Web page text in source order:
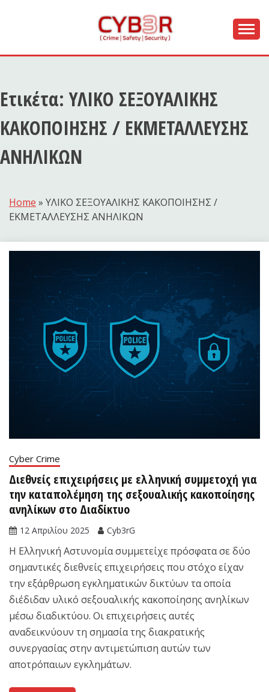
CYB3R
Ετικέτα:ΥΛΙΚΟ ΣΕΞΟΥΑΛΙΚΗΣ
ΚΑΚΟΠΟΙΗΣΗΣ / ΕΚΜΕΤΑΛΛΕΥΣΗΣ
ΑΝΗΛΙΚΩΝ
Home » ΥΛΙΚΟ ΣΕΞΟΥΑΛΙΚΗΣ ΚΑΚΟΠΟΙΗΣΗΣ /
ΕΚΜΕΤΑΛΛΕΥΣΗΣ ΑΝΗΛΙΚΩΝ
Cyber Crime
Διεθνείς επιχειρήσεις με ελληνική συμμετοχή για
την καταπολέμηση της σεξουαλικής κακοποίησης
ανηλίκων στο Διαδίκτυο
12 Απριλίου 2025 Cyb3rG
Η Ελληνική Αστυνομία συμμετείχε πρόσφατα σε δύο
σημαντικές διεθνείς επιχειρήσεις που στόχο είχαν
την εξάρθρωση εγκληματικών δικτύων τα οποία
διέδιδαν υλικό σεξουαλικής κακοποίησης ανηλίκων
μέσω διαδικτύου. Οι επιχειρήσεις αυτές
αναδεικνύουν τη σημασία της διακρατικής
συνεργασίας στην αντιμετώπιση αυτών των
αποτρόπαιων εγκλημάτων.